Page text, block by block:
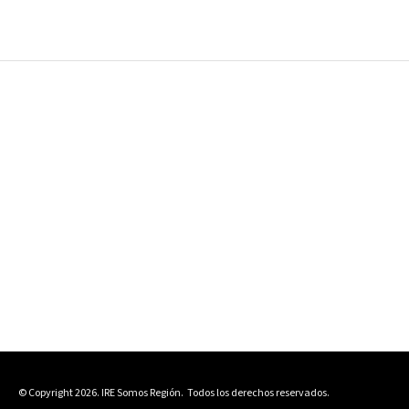
© Copyright 2026. IRE Somos Región. Todos los derechos reservados.